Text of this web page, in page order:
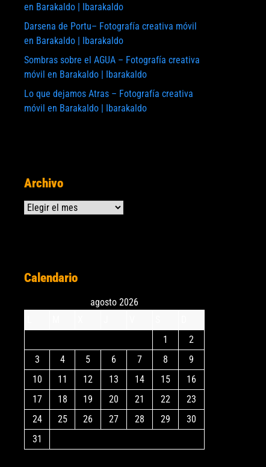
en Barakaldo | Ibarakaldo
Darsena de Portu– Fotografía creativa móvil
en Barakaldo | Ibarakaldo
Sombras sobre el AGUA – Fotografía creativa
móvil en Barakaldo | Ibarakaldo
Lo que dejamos Atras – Fotografía creativa
móvil en Barakaldo | Ibarakaldo
Archivo
Archivos
Calendario
agosto 2026
1
2
3
4 5 6 7 8
9
10
11 12 13 14 15
16
17
18 19 20 21 22
23
24
25 26 27 28 29
30
31